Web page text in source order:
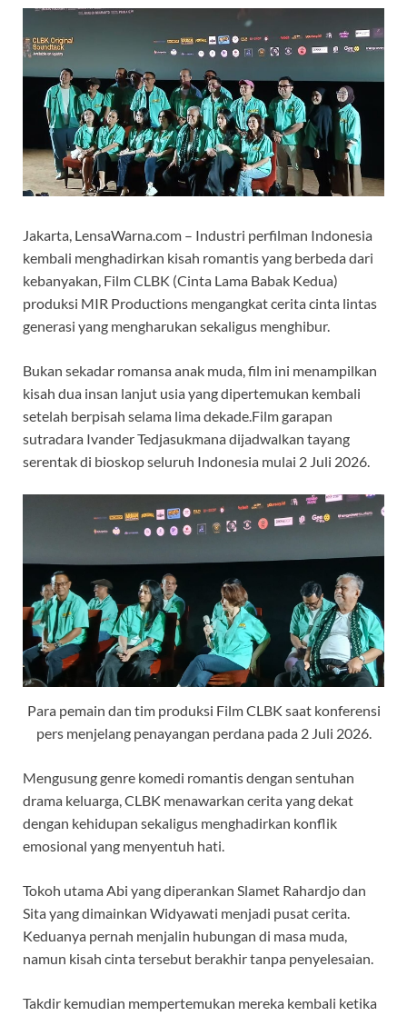
Jakarta, LensaWarna.com – Industri perfilman Indonesia
kembali menghadirkan kisah romantis yang berbeda dari
kebanyakan, Film CLBK (Cinta Lama Babak Kedua)
produksi MIR Productions mengangkat cerita cinta lintas
generasi yang mengharukan sekaligus menghibur.
Bukan sekadar romansa anak muda, film ini menampilkan
kisah dua insan lanjut usia yang dipertemukan kembali
setelah berpisah selama lima dekade.Film garapan
sutradara Ivander Tedjasukmana dijadwalkan tayang
serentak di bioskop seluruh Indonesia mulai 2 Juli 2026.
Para pemain dan tim produksi Film CLBK saat konferensi
pers menjelang penayangan perdana pada 2 Juli 2026.
Mengusung genre komedi romantis dengan sentuhan
drama keluarga, CLBK menawarkan cerita yang dekat
dengan kehidupan sekaligus menghadirkan konflik
emosional yang menyentuh hati.
Tokoh utama Abi yang diperankan Slamet Rahardjo dan
Sita yang dimainkan Widyawati menjadi pusat cerita.
Keduanya pernah menjalin hubungan di masa muda,
namun kisah cinta tersebut berakhir tanpa penyelesaian.
Takdir kemudian mempertemukan mereka kembali ketika